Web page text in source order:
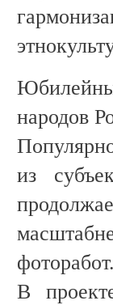
народов
из
фоторабот.
В